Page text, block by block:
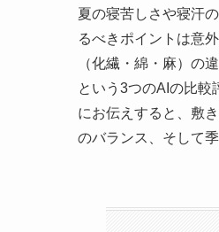
夏の寝苦しさや寝汗
るべきポイントは意
（化繊・綿・麻）の
という3つのAIの比較
にお伝えすると、敷
のバランス、そして